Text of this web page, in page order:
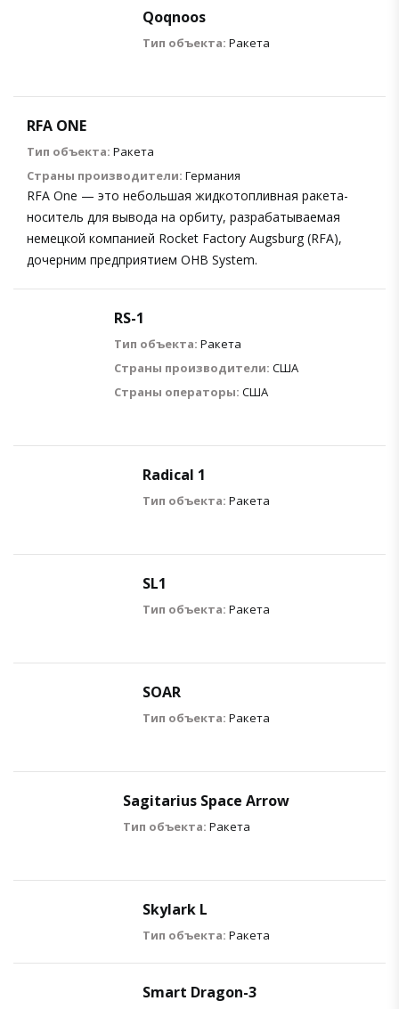
Qoqnoos
Тип объекта: Ракета
RFA ONE
Тип объекта: Ракета
Страны производители: Германия
RFA One — это небольшая жидкотопливная ракета-
носитель для вывода на орбиту, разрабатываемая
немецкой компанией Rocket Factory Augsburg (RFA),
дочерним предприятием OHB System.
RS-1
Тип объекта: Ракета
Страны производители: США
Страны операторы: США
Radical 1
Тип объекта: Ракета
SL1
Тип объекта: Ракета
SOAR
Тип объекта: Ракета
Sagitarius Space Arrow
Тип объекта: Ракета
Skylark L
Тип объекта: Ракета
Smart Dragon-3